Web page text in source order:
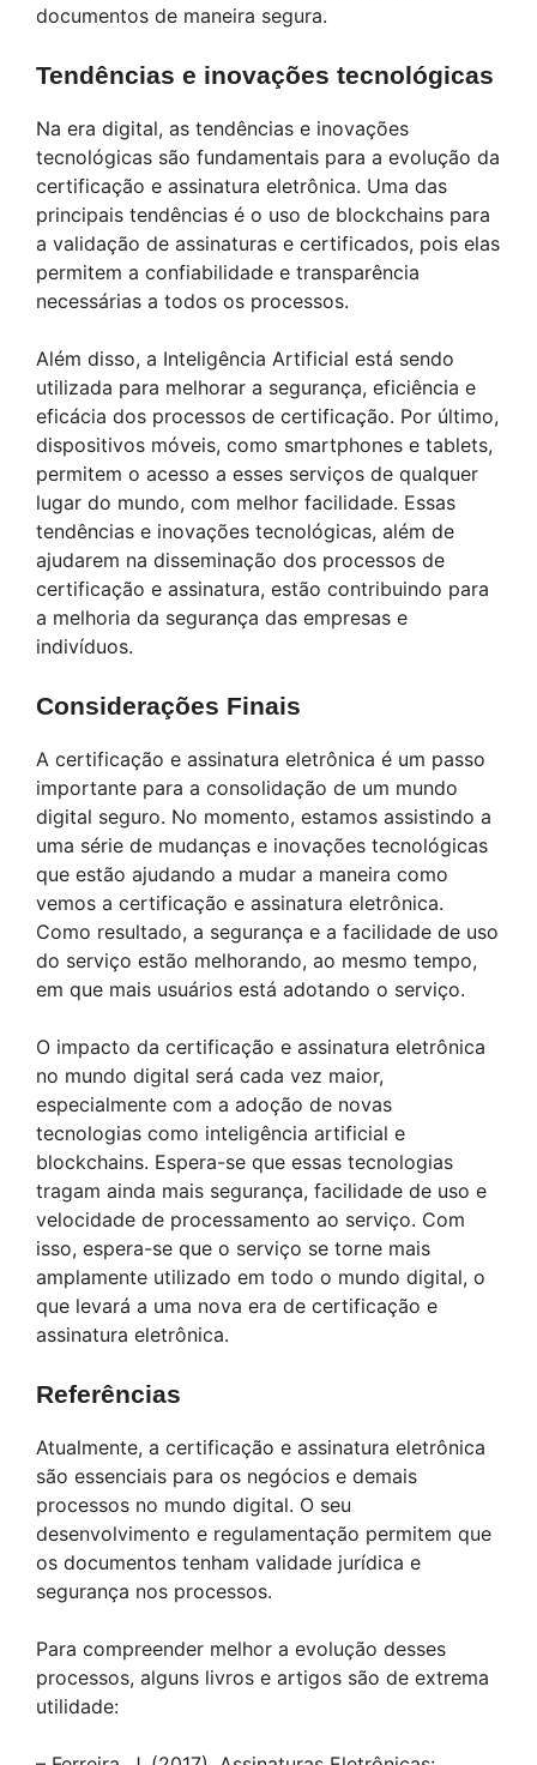
documentos de maneira segura.
Tendências e inovações tecnológicas
Na era digital, as tendências e inovações
tecnológicas são fundamentais para a evolução da
certificação e assinatura eletrônica. Uma das
principais tendências é o uso de blockchains para
a validação de assinaturas e certificados, pois elas
permitem a confiabilidade e transparência
necessárias a todos os processos.
Além disso, a Inteligência Artificial está sendo
utilizada para melhorar a segurança, eficiência e
eficácia dos processos de certificação. Por último,
dispositivos móveis, como smartphones e tablets,
permitem o acesso a esses serviços de qualquer
lugar do mundo, com melhor facilidade. Essas
tendências e inovações tecnológicas, além de
ajudarem na disseminação dos processos de
certificação e assinatura, estão contribuindo para
a melhoria da segurança das empresas e
indivíduos.
Considerações Finais
A certificação e assinatura eletrônica é um passo
importante para a consolidação de um mundo
digital seguro. No momento, estamos assistindo a
uma série de mudanças e inovações tecnológicas
que estão ajudando a mudar a maneira como
vemos a certificação e assinatura eletrônica.
Como resultado, a segurança e a facilidade de uso
do serviço estão melhorando, ao mesmo tempo,
em que mais usuários está adotando o serviço.
O impacto da certificação e assinatura eletrônica
no mundo digital será cada vez maior,
especialmente com a adoção de novas
tecnologias como inteligência artificial e
blockchains. Espera-se que essas tecnologias
tragam ainda mais segurança, facilidade de uso e
velocidade de processamento ao serviço. Com
isso, espera-se que o serviço se torne mais
amplamente utilizado em todo o mundo digital, o
que levará a uma nova era de certificação e
assinatura eletrônica.
Referências
Atualmente, a certificação e assinatura eletrônica
são essenciais para os negócios e demais
processos no mundo digital. O seu
desenvolvimento e regulamentação permitem que
os documentos tenham validade jurídica e
segurança nos processos.
Para compreender melhor a evolução desses
processos, alguns livros e artigos são de extrema
utilidade: